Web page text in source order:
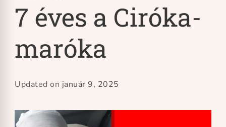
7 éves a Ciróka-
maróka
Updated on január 9, 2025